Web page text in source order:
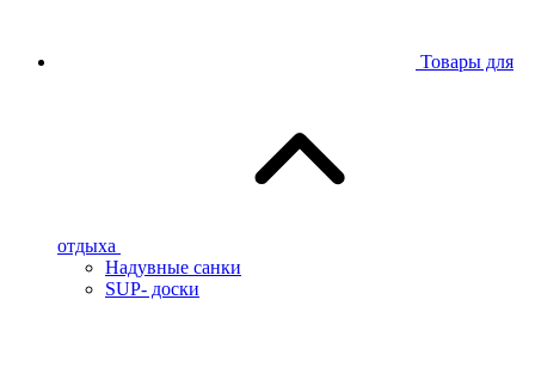
Товары для
отдыха
Надувные санки
SUP- доски